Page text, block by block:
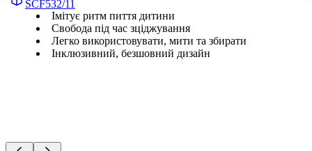
SCF532/11
Імітує ритм пиття дитини
Свобода під час зціджування
Легко використовувати, мити та збирати
Інклюзивний, безшовний дизайн